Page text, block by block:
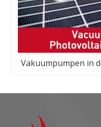
Vakuumpumpen in